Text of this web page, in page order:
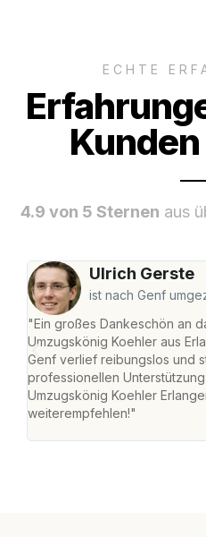
ECHTE
4.9 von 5 Sternen aus
Ulrich Gerste
ist nach Genf
"Ein großes Dankeschön an
Umzugskönig Koehler aus
Genf verlief reibungslos und
professionellen
Umzugskönig Koehler
weiterempfehlen!"